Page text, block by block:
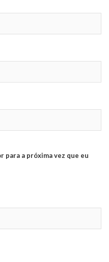
para a próxima vez que eu